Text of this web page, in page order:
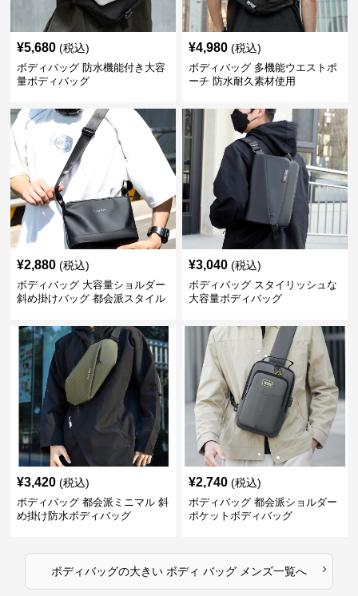
¥5,680 (税込)
ボディバッグ 防水機能付き大容
量ボディバッグ
¥4,980 (税込)
ボディバッグ 多機能ウエストポ
ーチ 防水耐久素材使用
¥2,880 (税込)
ボディバッグ 大容量ショルダー
斜め掛けバッグ 都会派スタイル
¥3,040 (税込)
ボディバッグ スタイリッシュな
大容量ボディバッグ
¥3,420 (税込)
ボディバッグ 都会派ミニマル 斜
め掛け防水ボディバッグ
¥2,740 (税込)
ボディバッグ 都会派ショルダー
ポケットボディバッグ
ボディバッグの大きい ボディ バッグ メンズ一覧へ ›